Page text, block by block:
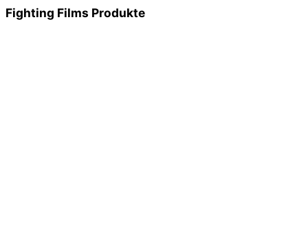
Fighting Films Produkte